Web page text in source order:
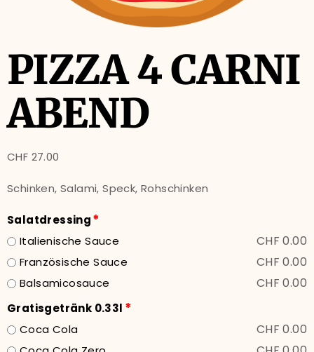
PIZZA 4 CARNI
ABEND
CHF 27.00
Schinken, Salami, Speck, Rohschinken
Salatdressing*
Italienische Sauce CHF 0.00
Französische Sauce CHF 0.00
Balsamicosauce CHF 0.00
Gratisgetränk 0.33l *
Coca Cola CHF 0.00